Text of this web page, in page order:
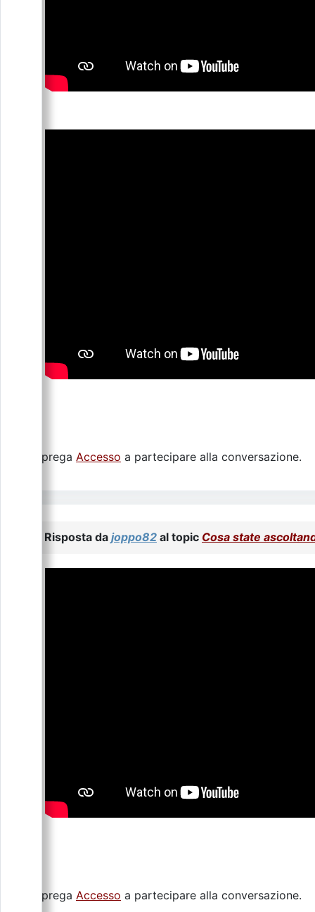
Si prega Accesso a partecipare alla conversazione.
Risposta da joppo82 al topic Cosa state
Si prega Accesso a partecipare alla conversazione.